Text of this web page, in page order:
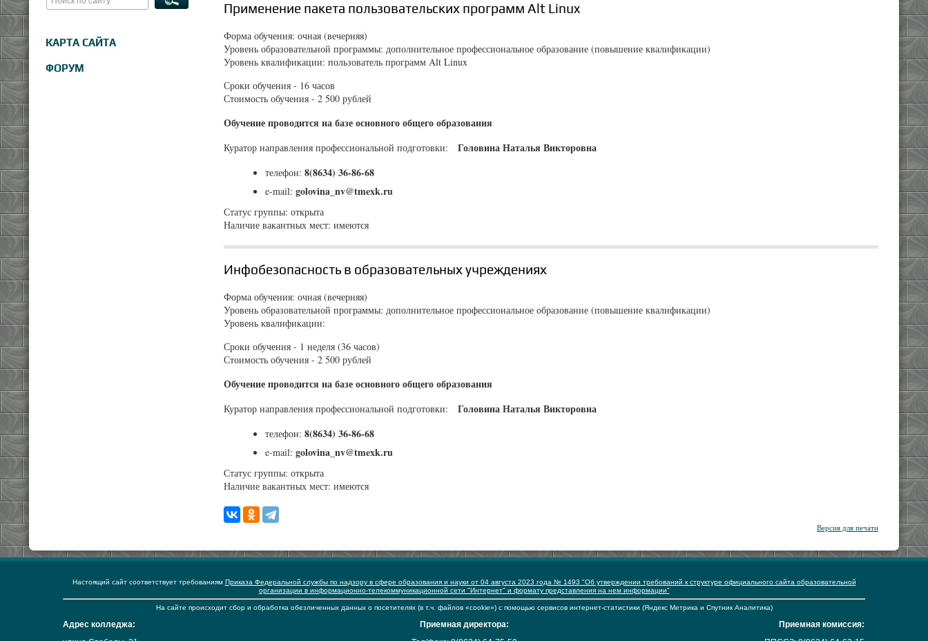
КАРТА САЙТА
ФОРУМ
Применение пакета пользовательских программ Alt Linux
Форма обучения: очная (вечерняя)
Уровень образовательной программы: дополнительное профессиональное образование (повышение квалификации)
Уровень квалификации: пользователь программ Alt Linux
Сроки обучения - 16 часов
Стоимость обучения - 2 500 рублей
Обучение проводится на базе основного общего образования
Куратор направления профессиональной подготовки: Головина Наталья Викторовна
телефон: 8(8634) 36-86-68
e-mail: golovina_nv@tmexk.ru
Статус группы: открыта
Наличие вакантных мест: имеются
Инфобезопасность в образовательных учреждениях
Форма обучения: очная (вечерняя)
Уровень образовательной программы: дополнительное профессиональное образование (повышение квалификации)
Уровень квалификации:
Сроки обучения - 1 неделя (36 часов)
Стоимость обучения - 2 500 рублей
Обучение проводится на базе основного общего образования
Куратор направления профессиональной подготовки: Головина Наталья Викторовна
телефон: 8(8634) 36-86-68
e-mail: golovina_nv@tmexk.ru
Статус группы: открыта
Наличие вакантных мест: имеются
Версия для печати
Настоящий сайт соответствует требованиям Приказа Федеральной службы по надзору в сфере образования и науки от 04 августа 2023 года № 1493 "Об утверждении требований к структуре официального сайта образовательной
организации в информационно-телекоммуникационной сети "Интернет" и формату представления на нем информации"
На сайте происходит сбор и обработка обезличенных данных о посетителях (в т.ч. файлов «cookie») с помощью сервисов интернет-статистики (Яндекс Метрика и Спутник Аналитика)
Адрес колледжа:
Приемная директора:
Приемная комиссия: